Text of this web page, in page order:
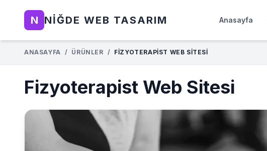
N NIĞDE WEB TASARIM Anasayfa
ANASAYFA / ÜRÜNLER / FIZYOTERAPIST WEB SITESI
Fizyoterapist Web Sitesi